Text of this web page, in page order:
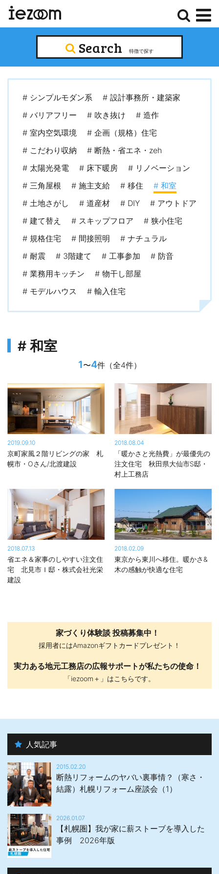
ュ
Search 特徴で探す
# シンプルモダン系
# 設計事務所・建築家
# バリアフリー
# 吹き抜け
# 造作
# 室内空気環境
# 企画（規格）住宅
# こだわり収納
# 断熱・省エネ・zeh
# 太陽光発電
# 床下暖房
# リノベーション
# 三角屋根
# 施主支給 # 移住
# 和室
# 土地さがし
# 道産材 # DIY
# アウトドア
# 建て替え
# スキップフロア
# 狭小住宅
# 規格住宅
# 間接照明
# ナチュラル
# 耐震
# 3階建て # 工事参加
# 防音
# 業務用キッチン
# 物干し部屋
# モデルハウス
# 輸入住宅
# 和室
1〜4件（全4件）
2019.09.10
京町家風２階リビングの家 札
幌市・Oさん/北渡建設
2018.08.04
「暖かさと光熱費」が最優先の
注文住宅 秋田県大仙市S邸・
村上工務店
2018.07.13
省エネ＆家事のしやすい注文住
宅 北見市Ｉ邸・株式会社光栄
建設
2018.02.09
東京から東川へ移住。暖かさ&
木の感触が快適な住宅
家づくり体験談 投稿募集中！
採用者にはAmazonギフトカードプレゼント！
実力ある地元工務店の広報サポートが私たちの使命！
「iezoom＋」はこちらです。
人気記事
2015.02.20
断熱リフォームのヤバい裏事情？（寒さ・
結露）札幌リフォーム座談会（1）
2026.01.07
【札幌圏】我が家に薪ストーブを導入した
事例 2026年版